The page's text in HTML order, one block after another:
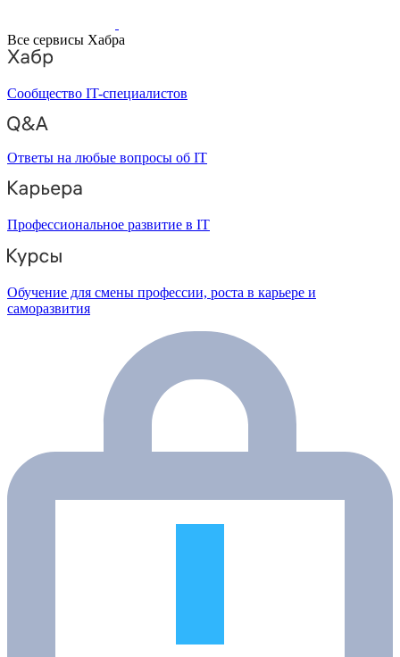
Все сервисы Хабра
Сообщество IT-специалистов
Ответы на любые вопросы об IT
Профессиональное развитие в IT
Обучение для смены профессии, роста в карьере и
саморазвития